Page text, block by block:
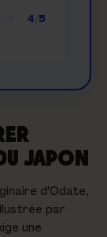
4/5
JAPON
d'Odate,
par
une